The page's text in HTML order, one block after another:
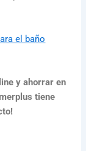
el baño
y ahorrar en
tiene